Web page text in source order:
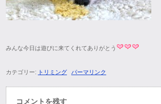
みんな今日は遊びに来てくれてありがとう
カテゴリー: トリミング パーマリンク
コメントを残す